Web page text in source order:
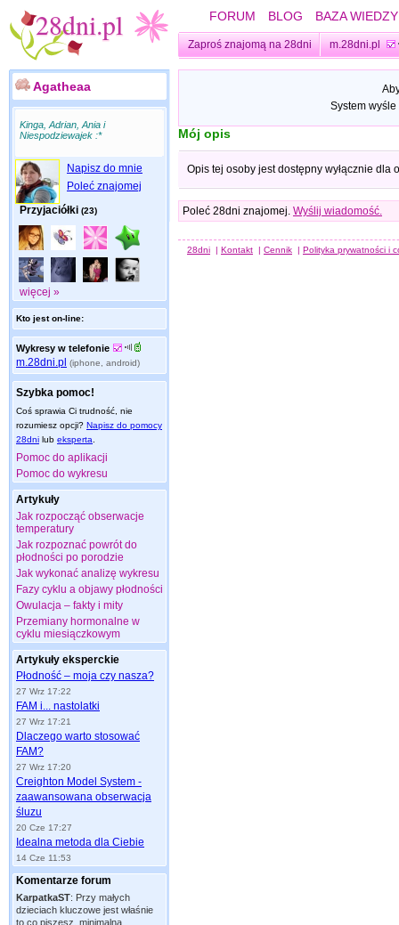
FORUM BLOG BAZA WIEDZY
Zaproś znajomą na 28dni m.28dni.pl
Agatheaa
Kinga, Adrian, Ania i
Niespodziewajek :*
Napisz do mnie
Poleć znajomej
Przyjaciółki (23)
więcej »
Kto jest on-line:
Wykresy w telefonie
m.28dni.pl (iphone, android)
Szybka pomoc!
Coś sprawia Ci trudność, nie
rozumiesz opcji? Napisz do pomocy
28dni lub eksperta
Pomoc do aplikacji
Pomoc do wykresu
Artykuły
Jak rozpocząć obserwacje
temperatury
Jak rozpoznać powrót do
płodności po porodzie
Jak wykonać analizę wykresu
Fazy cyklu a objawy płodności
Owulacja – fakty i mity
Przemiany hormonalne w
cyklu miesiączkowym
Artykuły eksperckie
Płodność – moja czy nasza?
27 Wrz 17:22
FAM i... nastolatki
27 Wrz 17:21
Dlaczego warto stosować
FAM?
27 Wrz 17:20
Creighton Model System -
zaawansowana obserwacja
śluzu
20 Cze 17:27
Idealna metoda dla Ciebie
14 Cze 11:53
Komentarze forum
KarpatkaST: Przy małych
dzieciach kluczowe jest właśnie
to co piszesz, minimalna
System
Mój opis
Opis tej osoby jest dostępny wyłącznie dla
Poleć 28dni znajomej. Wyślij wiadomość.
28dni | Kontakt | Cennik | Polityka prywatności i